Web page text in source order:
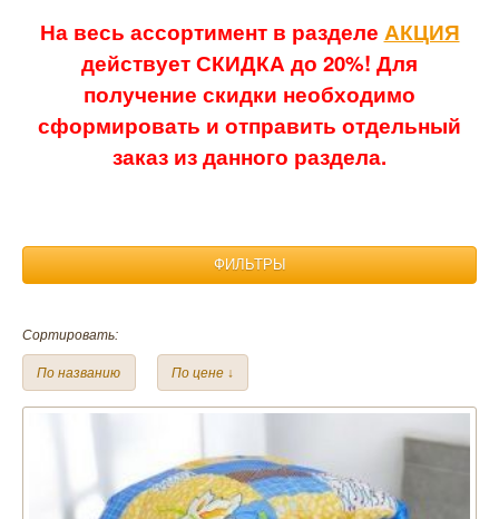
На весь ассортимент в разделе АКЦИЯ
действует СКИДКА до 20%! Для
получение скидки необходимо
сформировать и отправить отдельный
заказ из данного раздела.
ФИЛЬТРЫ
Размер:
2,0 спальный
Сортировать:
По названию По цене ↓